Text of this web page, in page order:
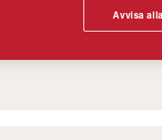
Avvisa alla